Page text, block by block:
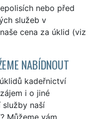
nebo před
služeb v
cena za úklid (viz
NABÍDNOUT
kadeřnictví
i o jiné
služby naší
? Můžeme vám